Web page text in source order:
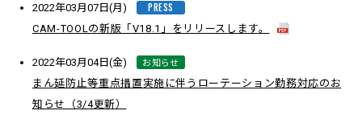
2022年03月07日(月) PRESS
CAM-TOOLの新版「V18.1」をリリースします。
2022年03月04日(金) お知らせ
まん延防止等重点措置実施に伴うローテーション勤務対応のお
知らせ（3/4更新）